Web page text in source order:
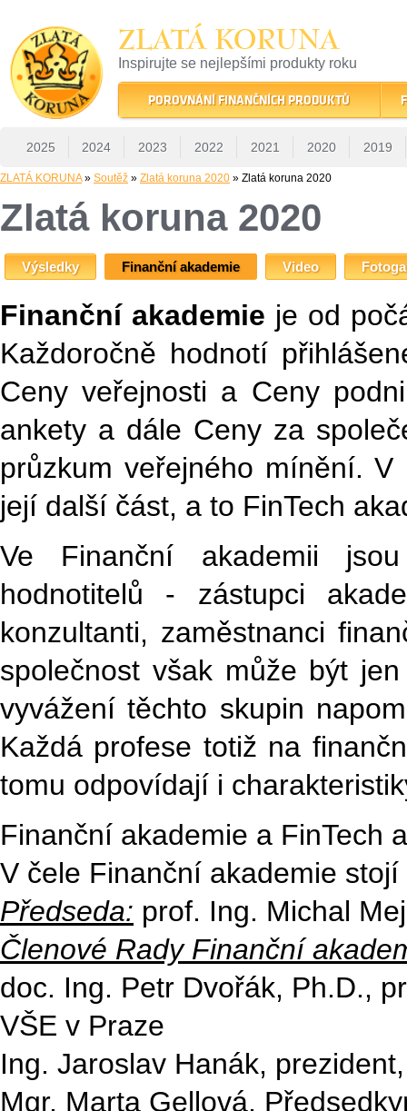
ZLATÁ KORUNA
Inspirujte se nejlepšími produkty roku
22 let tradice a kvality na finančním trhu
POROVNÁNÍ FINANČNÍCH PRODUKTŮ
2025 2024 2023 2022 2021 2020 2019
ZLATÁ KORUNA» Soutěž » Zlatá koruna 2020 » Zlatá koruna 2020
Zlatá koruna 2020
Výsledky Finanční akademie Video
Finanční akademie je od
Každoročně hodnotí
Ceny veřejnosti a Ceny
ankety a dále Ceny za
průzkum veřejného mínění.
její další část, a to FinTech
Ve Finanční akademii
hodnotitelů - zástupci
konzultanti, zaměstnanci
společnost však může být
vyvážení těchto skupin
Každá profese totiž na
tomu odpovídají i
Finanční akademie a FinTech
V čele Finanční akademie stojí
Předseda: prof. Ing. Michal
Členové Rady Finanční
doc. Ing. Petr Dvořák, Ph.D.,
VŠE v Praze
Ing. Jaroslav Hanák,
Mgr. Marta Gellová,